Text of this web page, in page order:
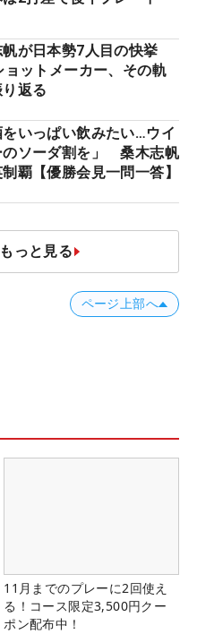
帆が日本勢7人目の快挙
ョットメーカー、その軌
返る
をいっぱい飲みたい…ウイ
のソーダ割を」 桑木志帆
覇【優勝会見一問一答】
っと見る
ページ上部へ
11月までのプレーに2回使え
る！コース限定3,500円クー
ポン配布中！